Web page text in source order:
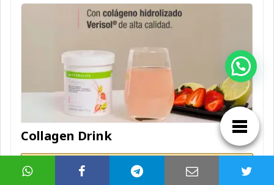
Collagen Drink
Conoce más del Collagen Drink
¡Hola! 👋 Escríbeme si tienes dudas 😊